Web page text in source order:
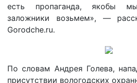
есть пропаганда, якобы
заложники возьмем», —
Gorodche.ru.
По словам Андрея Голева,
присутствии вологодских